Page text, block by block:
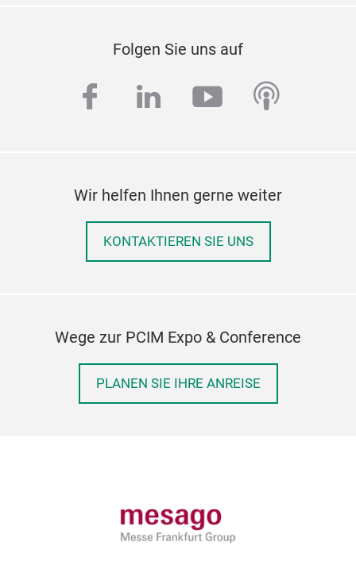
Folgen Sie uns auf
facebook
linkedinyoutube
Wir helfen Ihnen gerne weiter
KONTAKTIEREN SIE UNS
Wege zur PCIM Expo & Conference
PLANEN SIE IHRE ANREISE